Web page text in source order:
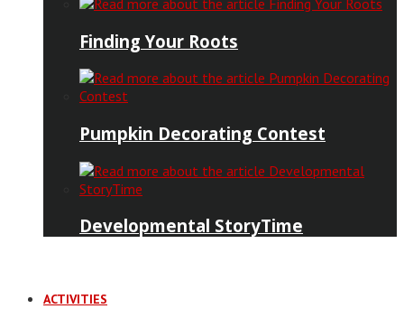
Finding Your Roots
Pumpkin Decorating Contest
Developmental StoryTime
ACTIVITIES